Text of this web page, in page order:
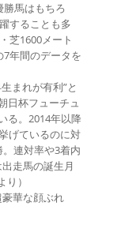
馬はもちろ
することも多
芝1600メート
7年間のデータを
まれが有利”と
日杯フューチュ
る。2014年以降
げているのに対
連対率や3着内
走馬の誕生月
）
華な顔ぶれ